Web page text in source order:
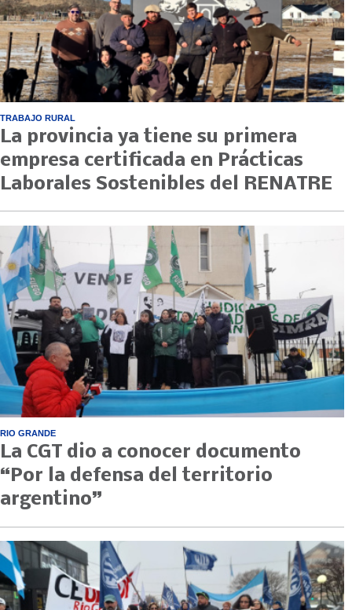
TRABAJO RURAL
La provincia ya tiene su primera
empresa certificada en Prácticas
Laborales Sostenibles del RENATRE
RIO GRANDE
La CGT dio a conocer documento
“Por la defensa del territorio
argentino”